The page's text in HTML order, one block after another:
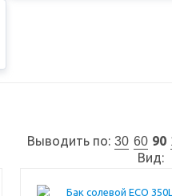
Выводить по: 30 60 90
Вид: